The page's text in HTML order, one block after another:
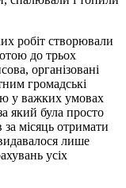
робіт створювали
до трьох
організовані
громадські
у важких умовах
який була просто
місяць отримати
лише
усіх